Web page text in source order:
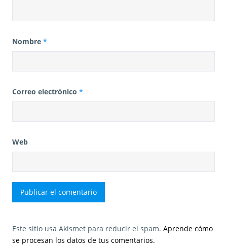
Nombre *
Correo electrónico *
Web
Este sitio usa Akismet para reducir el spam. Aprende cómo
se procesan los datos de tus comentarios.